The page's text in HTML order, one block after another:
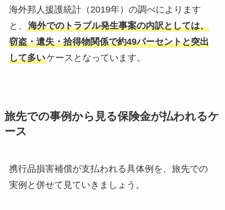
海外邦人援護統計（2019年）の調べによります
と、 海外でのトラブル発生事案の内訳としては、
窃盗・遺失・拾得物関係で約49パーセントと突出
して多いケースとなっています。
旅先での事例から見る保険金が払われるケ
ース
携行品損害補償が支払われる具体例を、旅先での
実例と併せて見ていきましょう。